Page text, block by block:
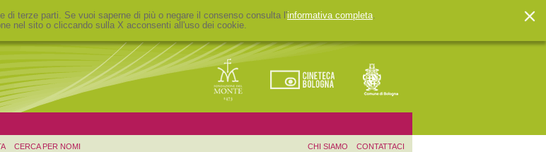
terze parti. Se vuoi saperne di più o negare il consenso consulta l'informativa completa.
nel sito o cliccando sulla X acconsenti all'uso dei cookie.
CERCA PER NOMI CHI SIAMO CONTATTACI